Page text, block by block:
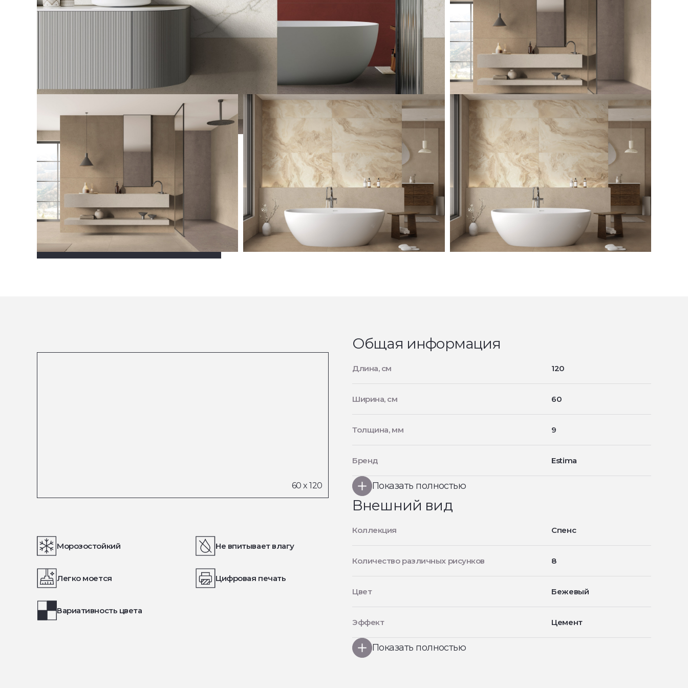
Морозостойкий Не впитывает влагу
Легко моется Цифровая печать
Вариативность цвета
Общая информация
Длина, см 120
Ширина, см 60
Толщина, мм 9
Бренд Estima
Показать полностью
Внешний вид
Коллекция Спенс
Количество различных рисунков 8
Цвет Бежевый
Эффект Цемент
Показать полностью